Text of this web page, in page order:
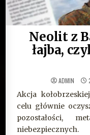
Neolit z
łajba,
ADMIN
Akcja
celu głównie
pozostałości,